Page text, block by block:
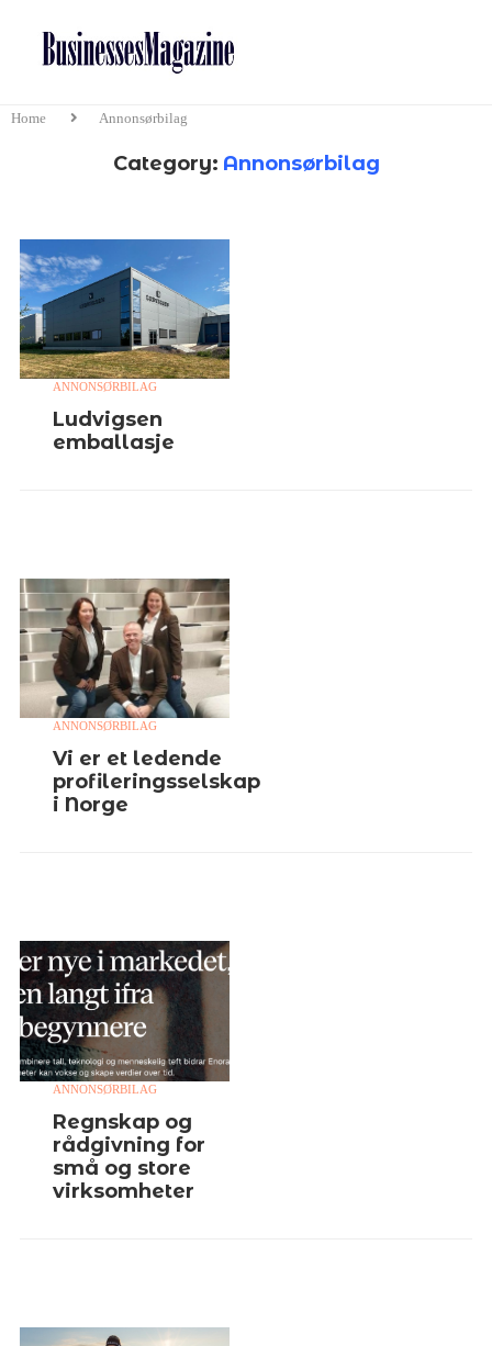
Home Annonsørbilag
Category: Annonsørbilag
ANNONSØRBILAG
Ludvigsen
emballasje
ANNONSØRBILAG
Vi er et ledende
profileringsselskap
i Norge
ANNONSØRBILAG
Regnskap og
rådgivning for
små og store
virksomheter